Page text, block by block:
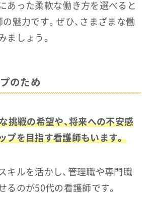
あった柔軟な働き方を選べると
の魅力です。ぜひ、さまざまな働
ましょう。
のため
挑戦の希望や、将来への不安感
プを目指す看護師もいます。
キルを活かし、管理職や専門職
るのが50代の看護師です。